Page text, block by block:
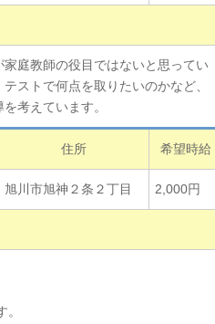
庭教師の役目ではないと思ってい
ストで何点を取りたいのかなど、
考えています。
住所 希望時給
旭川市旭神２条２丁目 2,000円